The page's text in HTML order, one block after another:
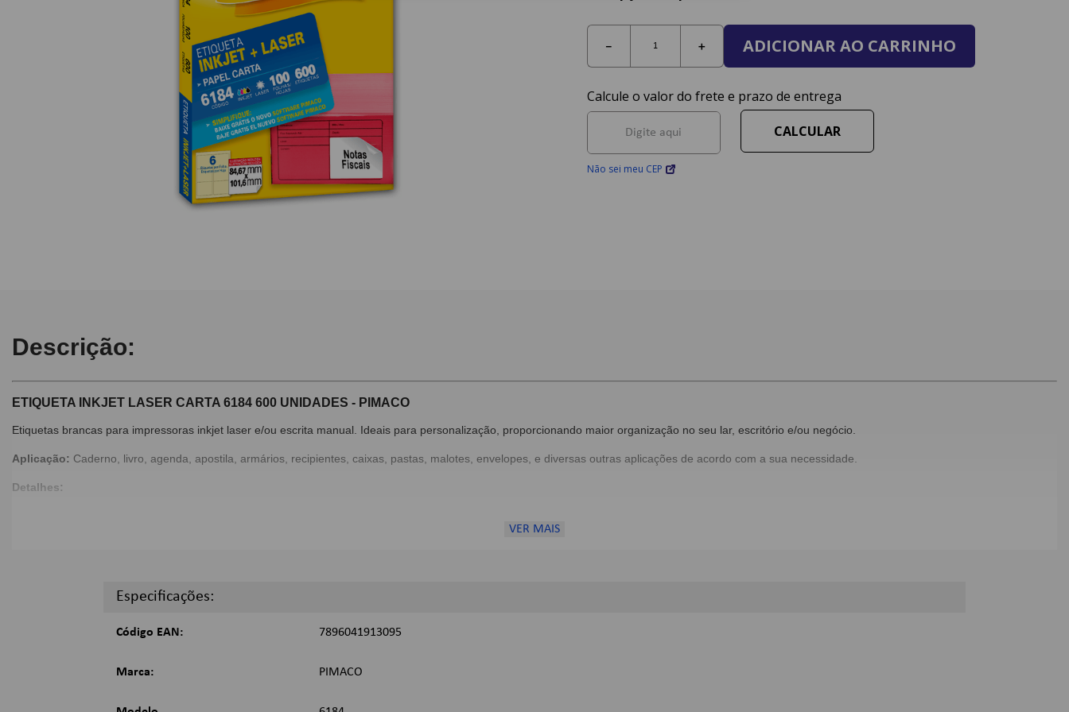
＋
－ ADICIONAR AO CARRINHO
Não sei meu CEP
Descrição:
ETIQUETA INKJET LASER CARTA 6184 600 UNIDADES - PIMACO
Etiquetas brancas para impressoras inkjet laser e/ou escrita manual. Ideais para personalização, proporcionando maior organização no seu lar, escritório e/ou negócio.
Aplicação: Caderno, livro, agenda, apostila, armários, recipientes, caixas, pastas, malotes, envelopes, e diversas outras aplicações de acordo com a sua necessidade.
Detalhes:
VER MAIS
Especificações:
Código EAN: 7896041913095
Marca: PIMACO